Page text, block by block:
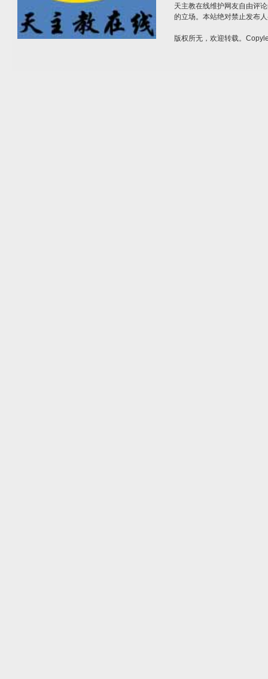
天主教在线维护网友自由评
的立场。本站绝对禁止发布
版权所无，欢迎转载。